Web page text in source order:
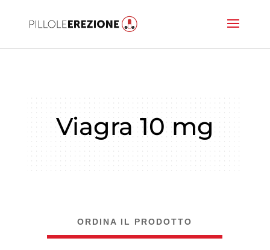
Viagra 10 mg
ORDINA IL PRODOTTO